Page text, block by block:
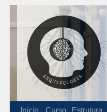
Início Curso Estrutura